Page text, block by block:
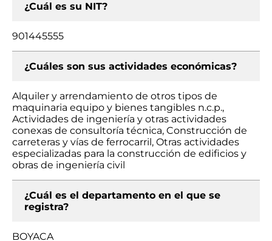
¿Cuál es su NIT?
901445555
¿Cuáles son sus actividades económicas?
Alquiler y arrendamiento de otros tipos de
maquinaria equipo y bienes tangibles n.c.p.,
Actividades de ingeniería y otras actividades
conexas de consultoría técnica, Construcción de
carreteras y vías de ferrocarril, Otras actividades
especializadas para la construcción de edificios y
obras de ingeniería civil
¿Cuál es el departamento en el que se
registra?
BOYACA